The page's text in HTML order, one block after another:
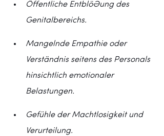
Öffentliche Entblößung des
Genitalbereichs.
Mangelnde Empathie oder
Verständnis seitens des Personals
hinsichtlich emotionaler
Belastungen.
Gefühle der Machtlosigkeit und
Verurteilung.